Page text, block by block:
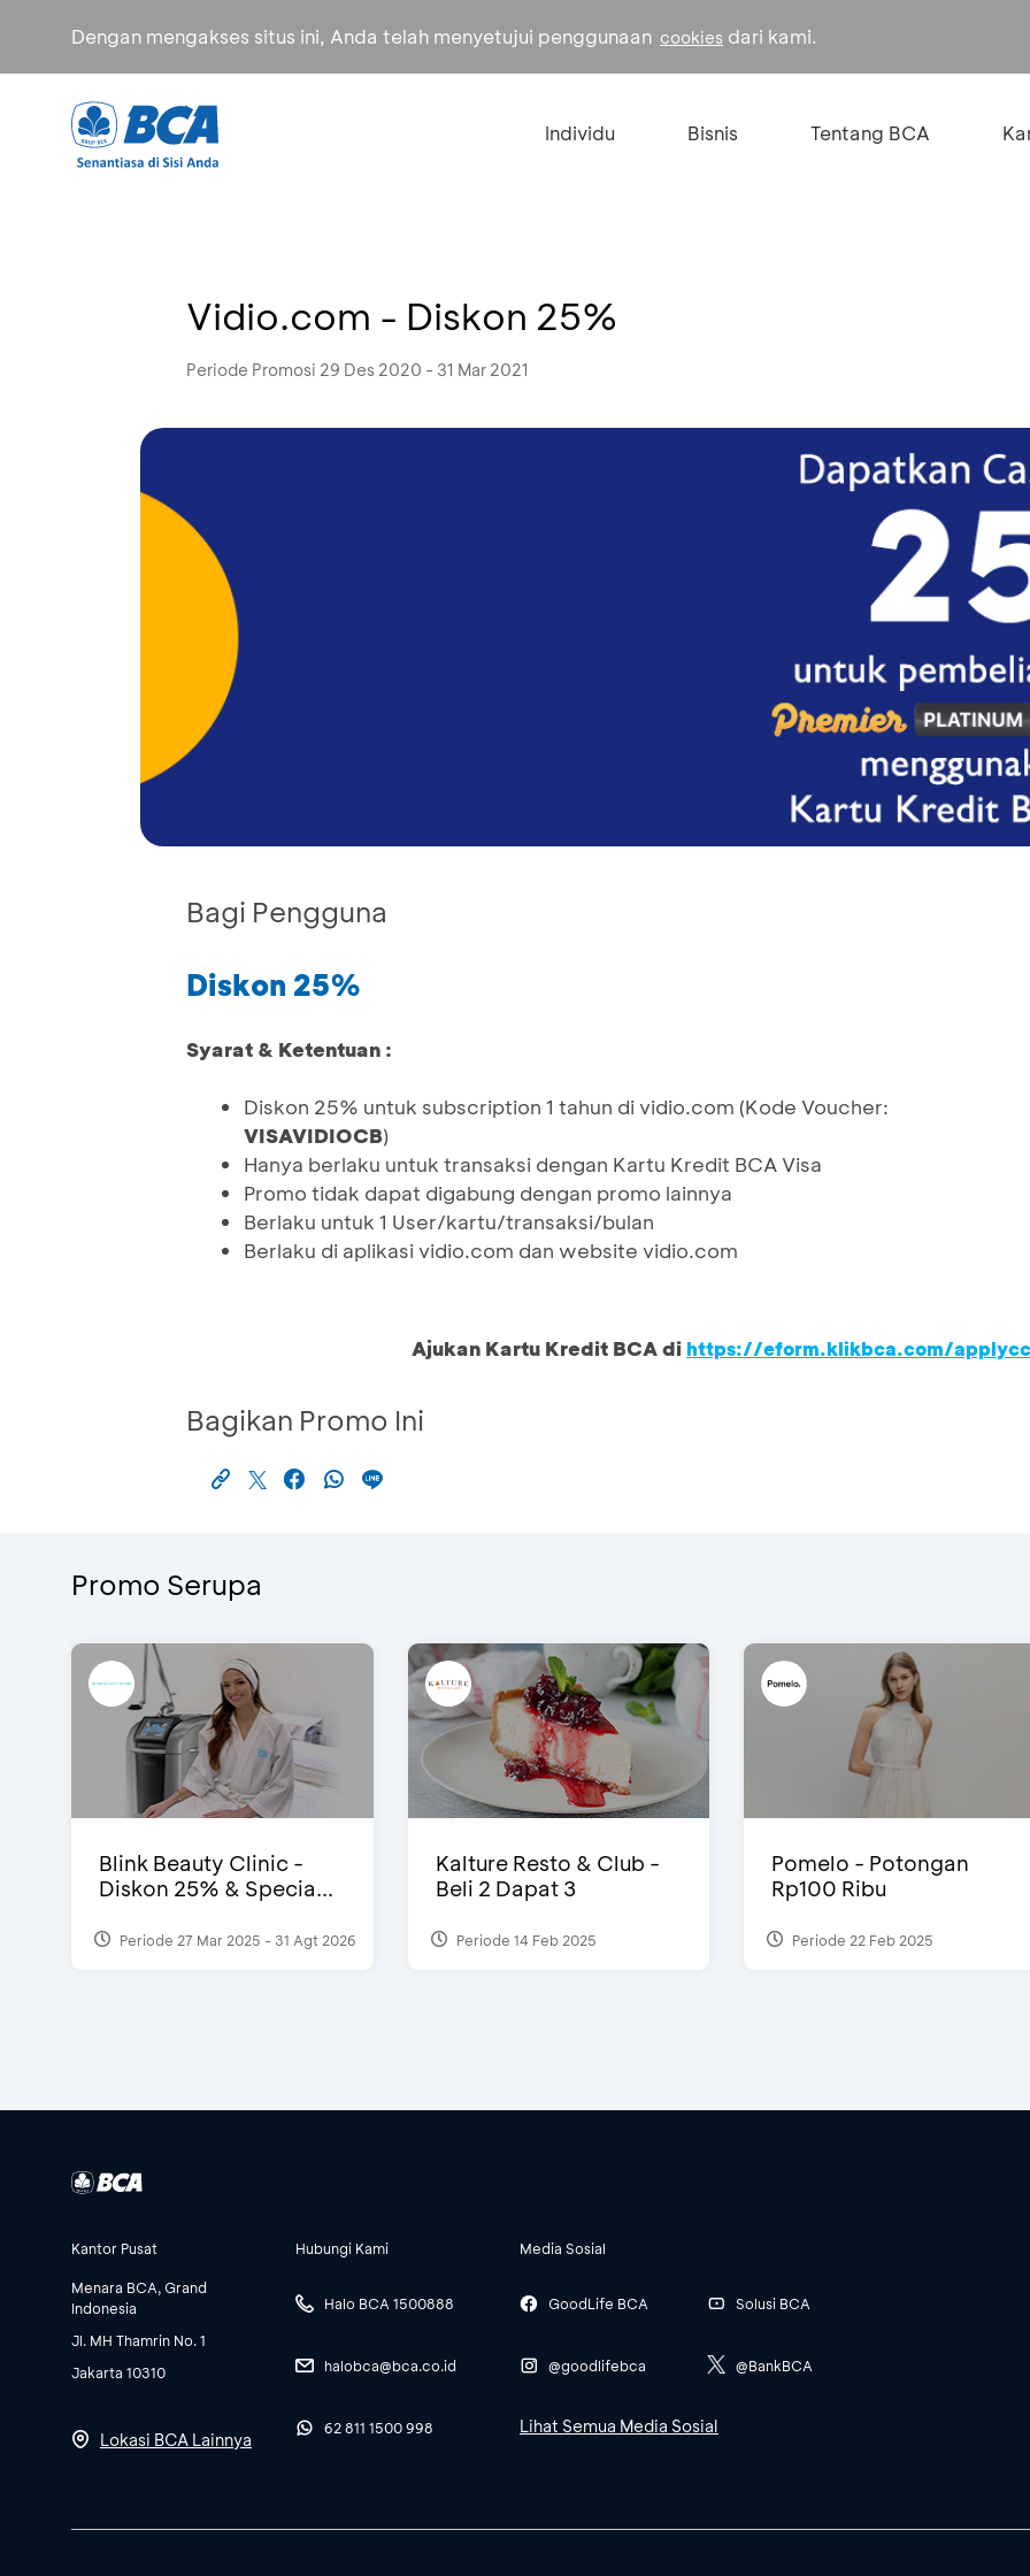
Dengan mengakses situs ini, Anda telah menyetujui penggunaan cookies dari kami.
Individu Bisnis Tentang BCA
Vidio.com - Diskon 25%
Periode Promosi 29 Des 2020 - 31 Mar 2021
Bagi Pengguna
Diskon 25%
Syarat & Ketentuan :
Diskon 25% untuk subscription 1 tahun di vidio.com (Kode Voucher:
VISAVIDIOCB)
Hanya berlaku untuk transaksi dengan Kartu Kredit BCA Visa
Promo tidak dapat digabung dengan promo lainnya
Berlaku untuk 1 User/kartu/transaksi/bulan
Berlaku di aplikasi vidio.com dan website vidio.com
Ajukan Kartu Kredit BCA di https://eform.klikbca.com/
Bagikan Promo Ini
Promo Serupa
Blink Beauty Clinic -
Diskon 25% & Specia...
Periode 27 Mar 2025 - 31 Agt 2026
Kalture Resto & Club -
Beli 2 Dapat 3
Periode 14 Feb 2025
Pomelo - Potongan
Rp100 Ribu
Periode 22 Feb 2025
Kantor Pusat
Menara BCA, Grand
Indonesia
Jl. MH Thamrin No. 1
Jakarta 10310
Lokasi BCA Lainnya
Hubungi Kami
Halo BCA 1500888
halobca@bca.co.id
62 811 1500 998
Media Sosial
GoodLife BCA
@goodlifebca
Solusi BCA
@BankBCA
Lihat Semua Media Sosial